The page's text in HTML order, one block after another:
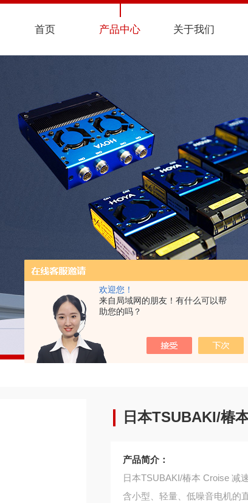
欢迎您！
来自局域网的朋友！有什么可以帮
助您的吗？
首页 产品中心 关于我们
日本TSUBAKI/椿
产品简介：
日本TSUBAKI/椿本 Croise 减
含小型、轻量、低噪音电机的